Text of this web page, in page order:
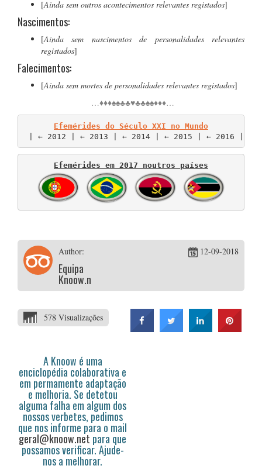
[Ainda sem outros acontecimentos relevantes registados]
Nascimentos:
[Ainda sem nascimentos de personalidades relevantes
registados]
Falecimentos:
[Ainda sem mortes de personalidades relevantes registados]
…♦♦♦♠♠♣♣♥♣♣♠♠♦♦♦…
Efemérides do Século XXI no Mundo
| ← 2012 | ← 2013 | ← 2014 | ← 2015 | ← 2016 |
Efemérides em 2017 noutros países
Author:
Equipa
Knoow.net
12-09-2018
578 Visualizações
A Knoow é uma
enciclopédia colaborativa e
em permamente adaptação
e melhoria. Se detetou
alguma falha em algum dos
nossos verbetes, pedimos
que nos informe para o mail
geral@knoow.net para que
possamos verificar. Ajude-
nos a melhorar.